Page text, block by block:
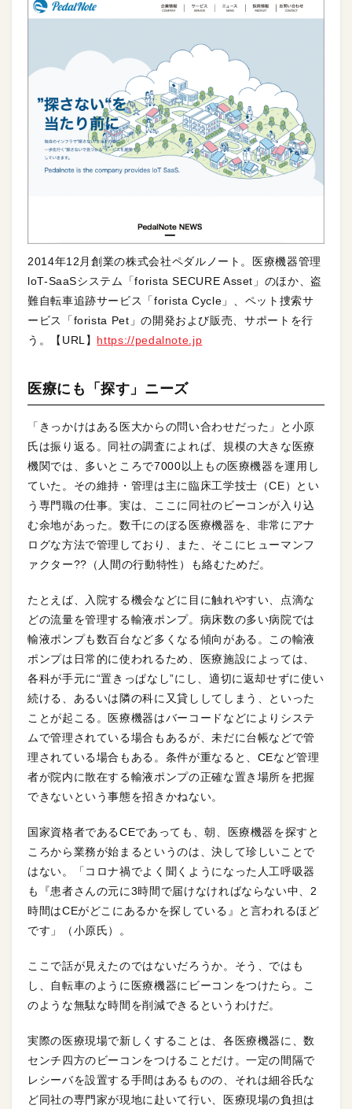
2014年12月創業の株式会社ペダルノート。医療機器管理
loT-SaaSシステム「forista SECURE Asset」のほか、盗
難自転車追跡サービス「forista Cycle」、ペット捜索サ
ービス「forista Pet」の開発および販売、サポートを行
う。【URL】 https://pedalnote.jp
医療にも「探す」ニーズ
「きっかけはある医大からの問い合わせだった」と小原
氏は振り返る。同社の調査によれば、規模の大きな医療
機関では、多いところで7000以上もの医療機器を運用し
ていた。その維持・管理は主に臨床工学技士（CE）とい
う専門職の仕事。実は、ここに同社のビーコンが入り込
む余地があった。数千にのぼる医療機器を、非常にアナ
ログな方法で管理しており、また、そこにヒューマンフ
ァクター??（人間の行動特性）も絡むためだ。
たとえば、入院する機会などに目に触れやすい、点滴な
どの流量を管理する輸液ポンプ。病床数の多い病院では
輸液ポンプも数百台など多くなる傾向がある。この輸液
ポンプは日常的に使われるため、医療施設によっては、
各科が手元に“置きっぱなし”にし、適切に返却せずに使い
続ける、あるいは隣の科に又貸ししてしまう、といった
ことが起こる。医療機器はバーコードなどによりシステ
ムで管理されている場合もあるが、未だに台帳などで管
理されている場合もある。条件が重なると、CEなど管理
者が院内に散在する輸液ポンプの正確な置き場所を把握
できないという事態を招きかねない。
国家資格者であるCEであっても、朝、医療機器を探すと
ころから業務が始まるというのは、決して珍しいことで
はない。「コロナ禍でよく聞くようになった人工呼吸器
も『患者さんの元に3時間で届けなければならない中、2
時間はCEがどこにあるかを探している』と言われるほど
です」（小原氏）。
ここで話が見えたのではないだろうか。そう、ではも
し、自転車のように医療機器にビーコンをつけたら。こ
のような無駄な時間を削減できるというわけだ。
実際の医療現場で新しくすることは、各医療機器に、数
センチ四方のビーコンをつけることだけ。一定の間隔で
レシーバを設置する手間はあるものの、それは細谷氏な
ど同社の専門家が現地に赴いて行い、医療現場の負担は